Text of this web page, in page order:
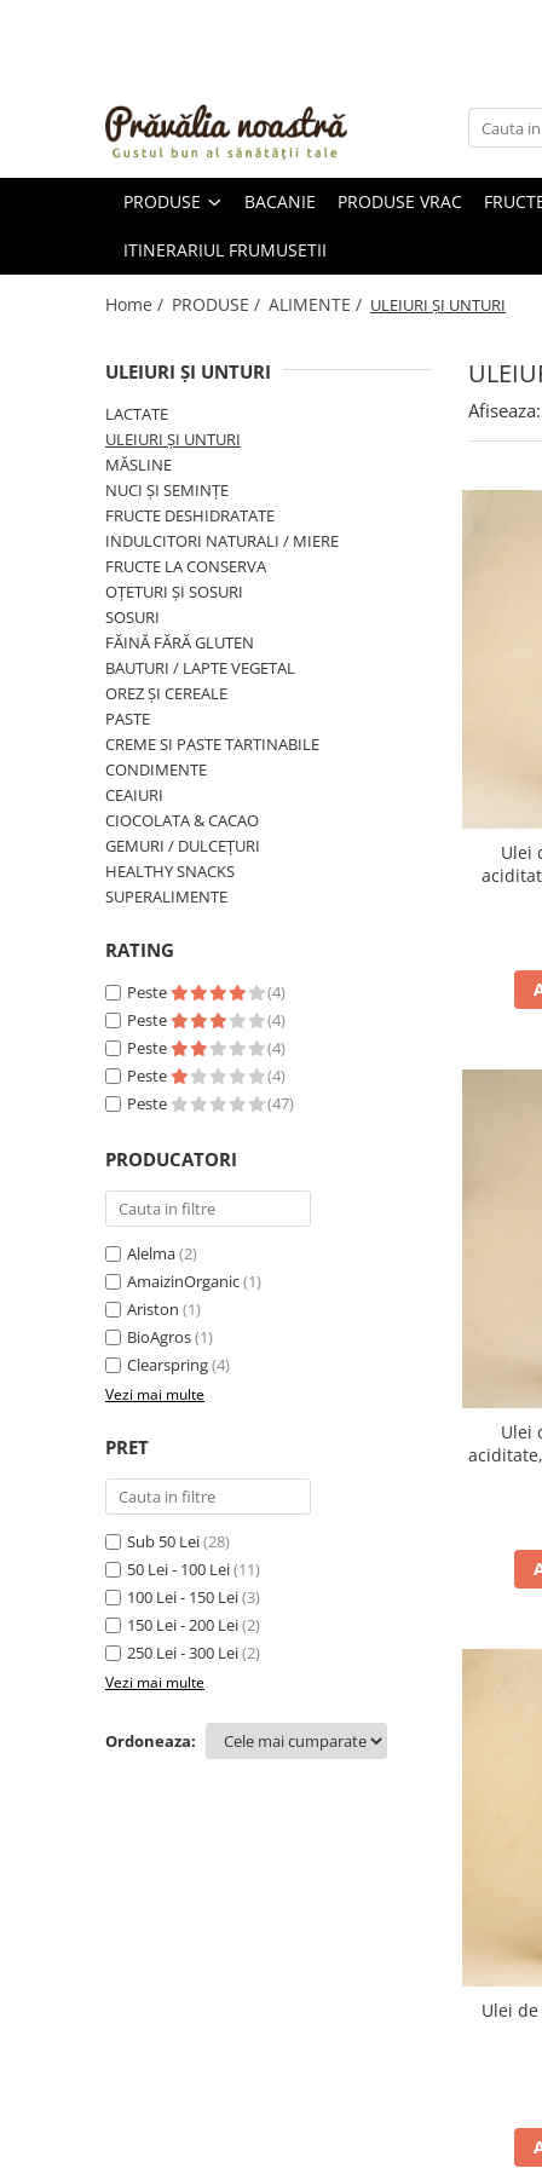
ULEIURI ȘI UNTURI
FRUCTE DESHIDRATATE
FRUCTE LA CONSERVĂ
FĂINĂ FĂRĂ GLUTEN
BĂUTURI / LAPTE VEGETAL
OREZ ȘI CEREALE
CREME ȘI PASTE TARTINABILE
CONDIMENTE
CEAIURI GRECEȘTI
CIOCOLATĂ ȘI CACAO
HEALTHY SNACKS
SUPERALIMENTE
PRODUSE ECO / ORGANICE
PRODUSE ROMÂNEȘTI
REMEDII NATURISTE
TOATE PRODUSELE
PRODUSE BACANIE PRODUSE VRAC
ITINERARIUL FRUMUSETII
Home / PRODUSE / ALIMENTE / ULEIURI ȘI UNTURI
ULEIURI ȘI UNTURI
LACTATE
ULEIURI ȘI UNTURI
MĂSLINE
NUCI ȘI SEMINȚE
FRUCTE DESHIDRATATE
INDULCITORI NATURALI / MIERE
FRUCTE LA CONSERVA
OȚETURI ȘI SOSURI
SOSURI
FĂINĂ FĂRĂ GLUTEN
BAUTURI / LAPTE VEGETAL
OREZ ȘI CEREALE
PASTE
CREME SI PASTE TARTINABILE
CONDIMENTE
CEAIURI
CIOCOLATA & CACAO
GEMURI / DULCEȚURI
HEALTHY SNACKS
SUPERALIMENTE
RATING
Peste
(4)
Peste
(4)
Peste
(4)
Peste
(4)
Peste
(47)
PRODUCATORI
Alelma(2)
AmaizinOrganic(1)
Ariston (1)
BioAgros(1)
Clearspring(4)
Vezi mai multe
PRET
Sub 50 Lei(28)
50 Lei - 100 Lei(11)
100 Lei - 150 Lei(3)
150 Lei - 200 Lei(2)
250 Lei - 300 Lei(2)
Vezi mai multe
Ordoneaza:
Afiseaza:
Ulei
Ulei
Ulei